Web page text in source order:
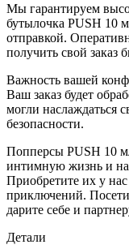
Мы гарантируем
бутылочка PUSH 10
отправкой.
получить свой заказ
Важность вашей
Ваш заказ будет
могли
безопасности.
Попперсы PUSH 10
интимную жизнь и
Приобретите их у
приключений.
дарите себе и
Детали